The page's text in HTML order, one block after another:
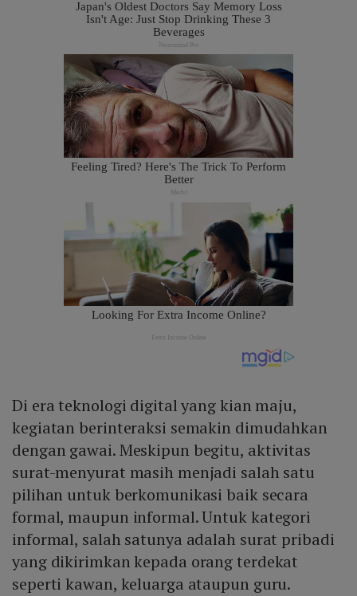
Di era teknologi digital yang kian maju,
kegiatan berinteraksi semakin dimudahkan
dengan gawai. Meskipun begitu, aktivitas
surat-menyurat masih menjadi salah satu
pilihan untuk berkomunikasi baik secara
formal, maupun informal. Untuk kategori
informal, salah satunya adalah surat pribadi
yang dikirimkan kepada orang terdekat
seperti kawan, keluarga ataupun guru.